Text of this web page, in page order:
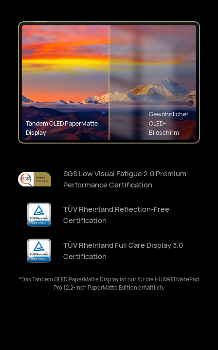
Tandem OLED PaperMatte
Display
Gewöhnlicher
OLED-
Bildschirm
SGS Low Visual Fatigue 2.0 Premium
Performance Certification
TÜV Rheinland Reflection-Free
Certification
TÜV Rheinland Full Care Display 3.0
Certification
*Das Tandem OLED PaperMatte Display ist nur für die HUAWEI MatePad
Pro 12.2-inch PaperMatte Edition erhältlich.